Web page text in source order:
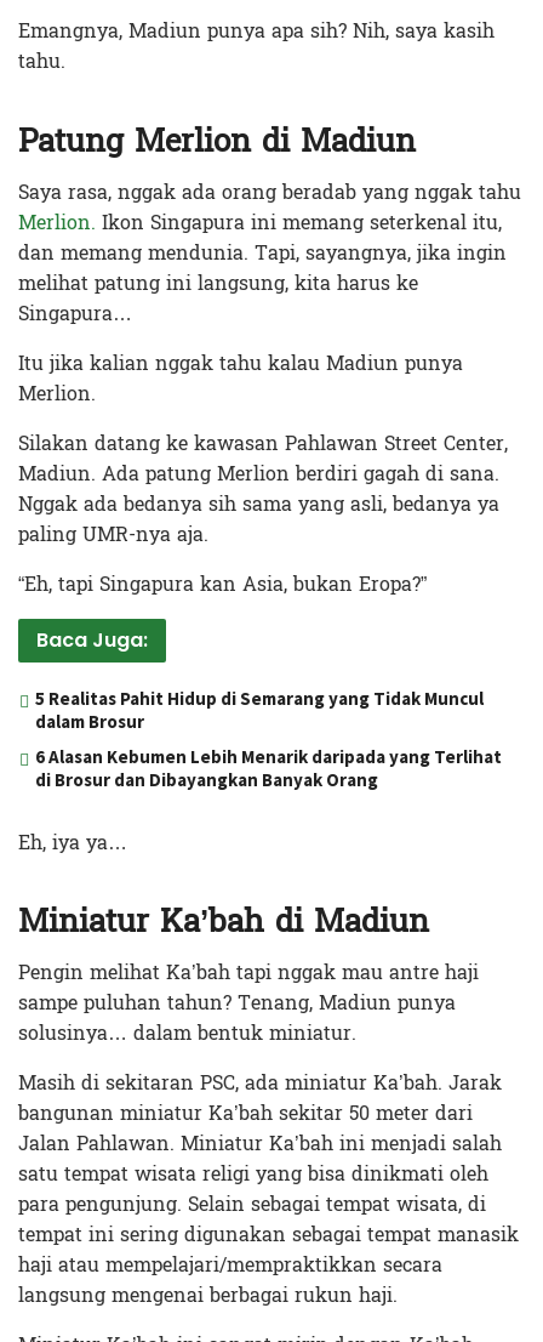
Emangnya, Madiun punya apa sih? Nih, saya kasih
tahu.
Patung Merlion di Madiun
Saya rasa, nggak ada orang beradab yang nggak tahu
Merlion. Ikon Singapura ini memang seterkenal itu,
dan memang mendunia. Tapi, sayangnya, jika ingin
melihat patung ini langsung, kita harus ke
Singapura…
Itu jika kalian nggak tahu kalau Madiun punya
Merlion.
Silakan datang ke kawasan Pahlawan Street Center,
Madiun. Ada patung Merlion berdiri gagah di sana.
Nggak ada bedanya sih sama yang asli, bedanya ya
paling UMR-nya aja.
“Eh, tapi Singapura kan Asia, bukan Eropa?”
Baca Juga:
5 Realitas Pahit Hidup di Semarang yang Tidak Muncul
dalam Brosur
6 Alasan Kebumen Lebih Menarik daripada yang Terlihat
di Brosur dan Dibayangkan Banyak Orang
Eh, iya ya…
Miniatur Ka’bah di Madiun
Pengin melihat Ka’bah tapi nggak mau antre haji
sampe puluhan tahun? Tenang, Madiun punya
solusinya… dalam bentuk miniatur.
Masih di sekitaran PSC, ada miniatur Ka’bah. Jarak
bangunan miniatur Ka’bah sekitar 50 meter dari
Jalan Pahlawan. Miniatur Ka’bah ini menjadi salah
satu tempat wisata religi yang bisa dinikmati oleh
para pengunjung. Selain sebagai tempat wisata, di
tempat ini sering digunakan sebagai tempat manasik
haji atau mempelajari/mempraktikkan secara
langsung mengenai berbagai rukun haji.